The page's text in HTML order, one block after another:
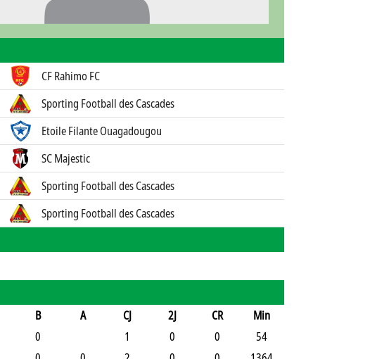
CF Rahimo FC
Sporting Football des Cascades
Etoile Filante Ouagadougou
SC Majestic
Sporting Football des Cascades
Sporting Football des Cascades
B A CJ 2J CR
Min
0 1 0 0
54